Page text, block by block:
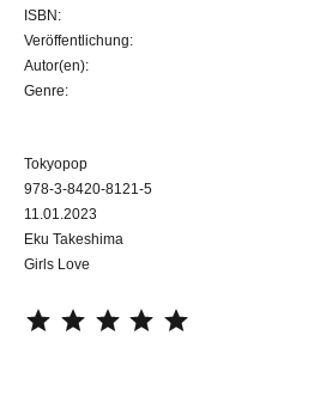
ISBN:
Veröffentlichung:
Autor(en):
Genre:
Tokyopop
978-3-8420-8121-5
11.01.2023
Eku Takeshima
Girls Love